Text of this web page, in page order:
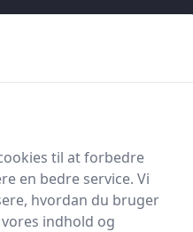
til at forbedre
en bedre service. Vi
hvordan du bruger
indhold og